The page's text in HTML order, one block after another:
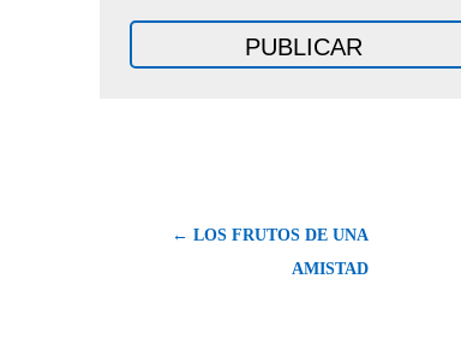
← LOS FRUTOS DE UNA
AMISTAD